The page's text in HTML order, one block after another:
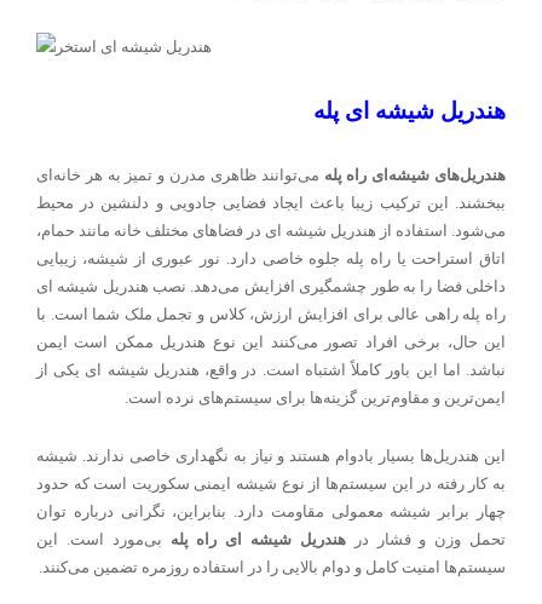
هندریل شیشه ای پله
هندریل‌های شیشه‌ای راه پله می‌توانند ظاهری مدرن و تمیز به هر خانه‌ای
ببخشند. این ترکیب زیبا باعث ایجاد فضایی جادویی و دلنشین در محیط
می‌شود. استفاده از هندریل شیشه ای در فضاهای مختلف خانه مانند حمام،
اتاق استراحت یا راه پله جلوه خاصی دارد. نور عبوری از شیشه، زیبایی
داخلی فضا را به طور چشمگیری افزایش می‌دهد. نصب هندریل شیشه ای
راه پله راهی عالی برای افزایش ارزش، کلاس و تجمل ملک شما است. با
این حال، برخی افراد تصور می‌کنند این نوع هندریل ممکن است ایمن
نباشد. اما این باور کاملاً اشتباه است. در واقع، هندریل شیشه ای یکی از
ایمن‌ترین و مقاوم‌ترین گزینه‌ها برای سیستم‌های نرده است.
این هندریل‌ها بسیار بادوام هستند و نیاز به نگهداری خاصی ندارند. شیشه
به کار رفته در این سیستم‌ها از نوع شیشه ایمنی سکوریت است که حدود
چهار برابر شیشه معمولی مقاومت دارد. بنابراین، نگرانی درباره توان
تحمل وزن و فشار درهندریل شیشه ای راه پله بی‌مورد است. این
سیستم‌ها امنیت کامل و دوام بالایی را در استفاده روزمره تضمین می‌کنند.